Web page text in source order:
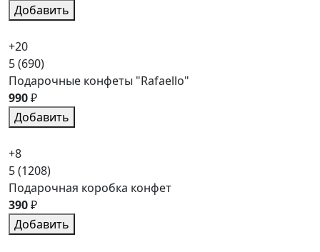
Добавить
+20
5(690)
Подарочные конфеты "Rafaello"
990₽
Добавить
+8
5(1208)
Подарочная коробка конфет
390₽
Добавить